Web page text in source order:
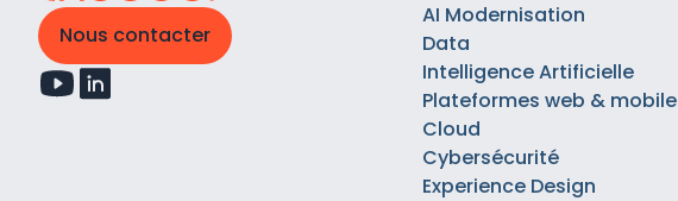
Nous contacter
AI Modernisation
Data
Intelligence Artificielle
Plateformes web & mobile
Cloud
Cybersécurité
Experience Design